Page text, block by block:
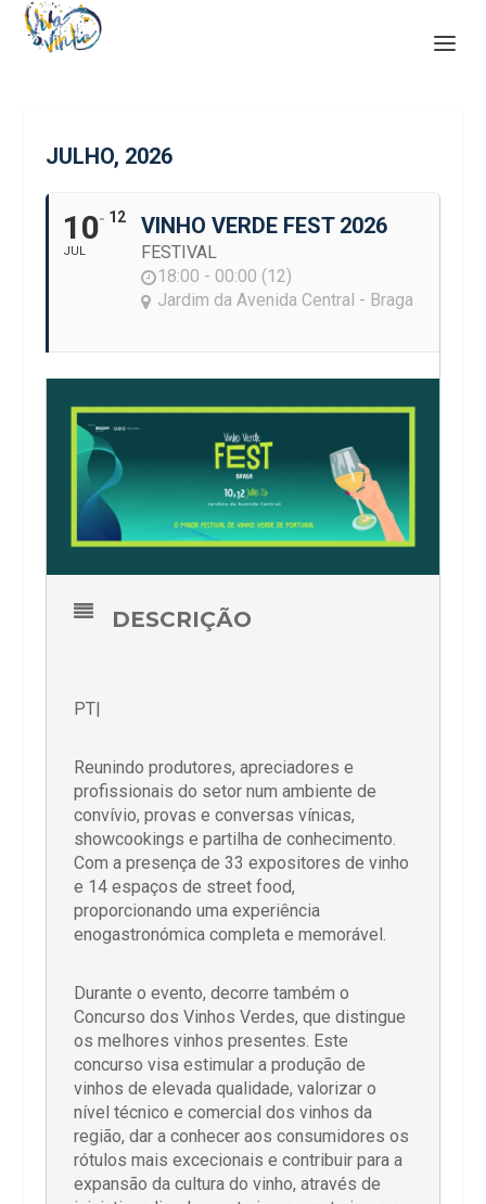
JULHO, 2026
10
JUL
12 VINHO VERDE FEST 2026
FESTIVAL
18:00 - 00:00 (12)
Jardim da Avenida Central - Braga
DESCRIÇÃO
PT|
Reunindo produtores, apreciadores e
profissionais do setor num ambiente de
convívio, provas e conversas vínicas,
showcookings e partilha de conhecimento.
Com a presença de 33 expositores de vinho
e 14 espaços de street food,
proporcionando uma experiência
enogastronómica completa e memorável.
Durante o evento, decorre também o
Concurso dos Vinhos Verdes, que distingue
os melhores vinhos presentes. Este
concurso visa estimular a produção de
vinhos de elevada qualidade, valorizar o
nível técnico e comercial dos vinhos da
região, dar a conhecer aos consumidores os
rótulos mais excecionais e contribuir para a
expansão da cultura do vinho, através de